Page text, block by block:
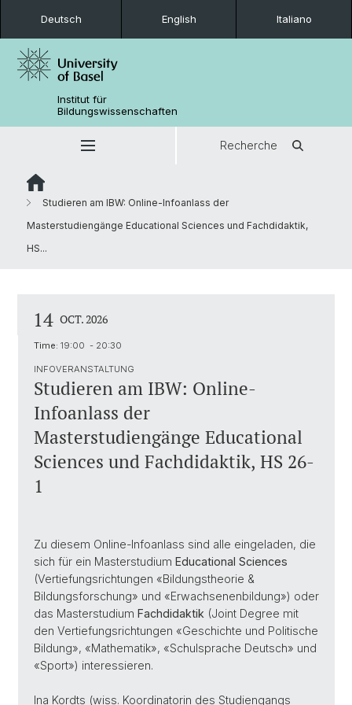
Deutsch English Italiano
Institut für
Bildungswissenschaften
Recherche
Studieren am IBW: Online-Infoanlass der
Masterstudiengänge Educational Sciences und Fachdidaktik,
HS...
14 OCT. 2026
Time: 19:00 - 20:30
INFOVERANSTALTUNG
Studieren am IBW: Online-
Infoanlass der
Masterstudiengänge Educational
Sciences und Fachdidaktik, HS 26-
1
Zu diesem Online-Infoanlass sind alle eingeladen, die
sich für ein Masterstudium Educational Sciences
(Vertiefungsrichtungen «Bildungstheorie &
Bildungsforschung» und «Erwachsenenbildung») oder
das Masterstudium Fachdidaktik (Joint Degree mit
den Vertiefungsrichtungen «Geschichte und Politische
Bildung», «Mathematik», «Schulsprache Deutsch» und
«Sport») interessieren.
Ina Kordts (wiss. Koordinatorin des Studiengangs